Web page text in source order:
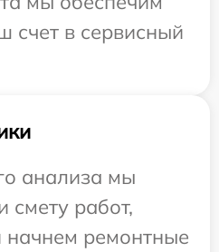
счет в сервисный
анализа мы
смету работ,
начнем ремонтные